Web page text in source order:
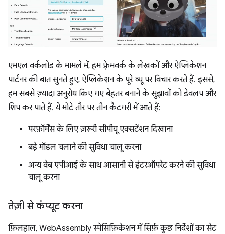
एमएल वर्कलोड के मामले में, हम फ़्रेमवर्क के लेखकों और ऐप्लिकेशन
पार्टनर की बात सुनते हुए, ऐप्लिकेशन के पूरे व्यू पर विचार करते हैं. इससे,
हम सबसे ज़्यादा अनुरोध किए गए बेहतर बनाने के सुझावों को डेवलप और
शिप कर पाते हैं. ये मोटे तौर पर तीन कैटगरी में आते हैं:
परफ़ॉर्मेंस के लिए ज़रूरी सीपीयू एक्सटेंशन दिखाना
बड़े मॉडल चलाने की सुविधा चालू करना
अन्य वेब एपीआई के साथ आसानी से इंटरऑपरेट करने की सुविधा
चालू करना
तेज़ी से कंप्यूट करना
फ़िलहाल, WebAssembly स्पेसिफ़िकेशन में सिर्फ़ कुछ निर्देशों का सेट